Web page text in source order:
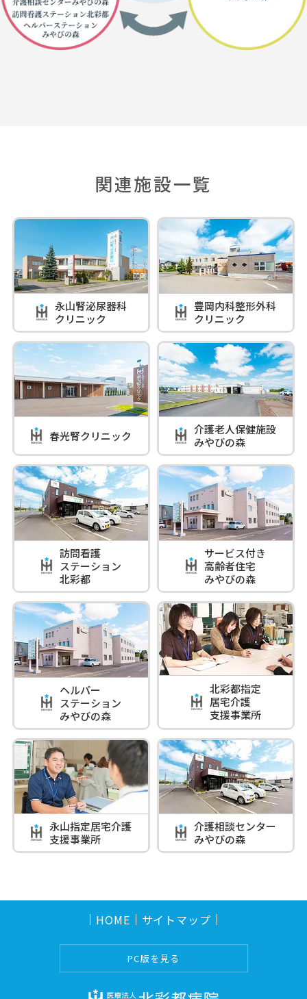
関連施設一覧
永山腎泌尿器科
クリニック
豊岡内科整形外科
クリニック
春光腎クリニック
介護老人保健施設
みやびの森
訪問看護
ステーション
北彩都
サービス付き
高齢者住宅
みやびの森
ヘルパー
ステーション
みやびの森
北彩都指定
居宅介護
支援事業所
永山指定居宅介護
支援事業所
介護相談センター
みやびの森
HOME サイトマップ
PC版を見る